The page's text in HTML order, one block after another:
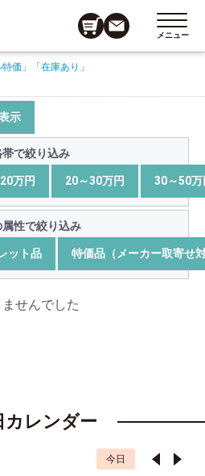
メニュー
価」
「在庫あり」
示
帯で絞り込み
万円 20～30万円 30～50万
性で絞り込み
ット品 特価品（メーカー取寄せ
せんでした
カレンダー
今日